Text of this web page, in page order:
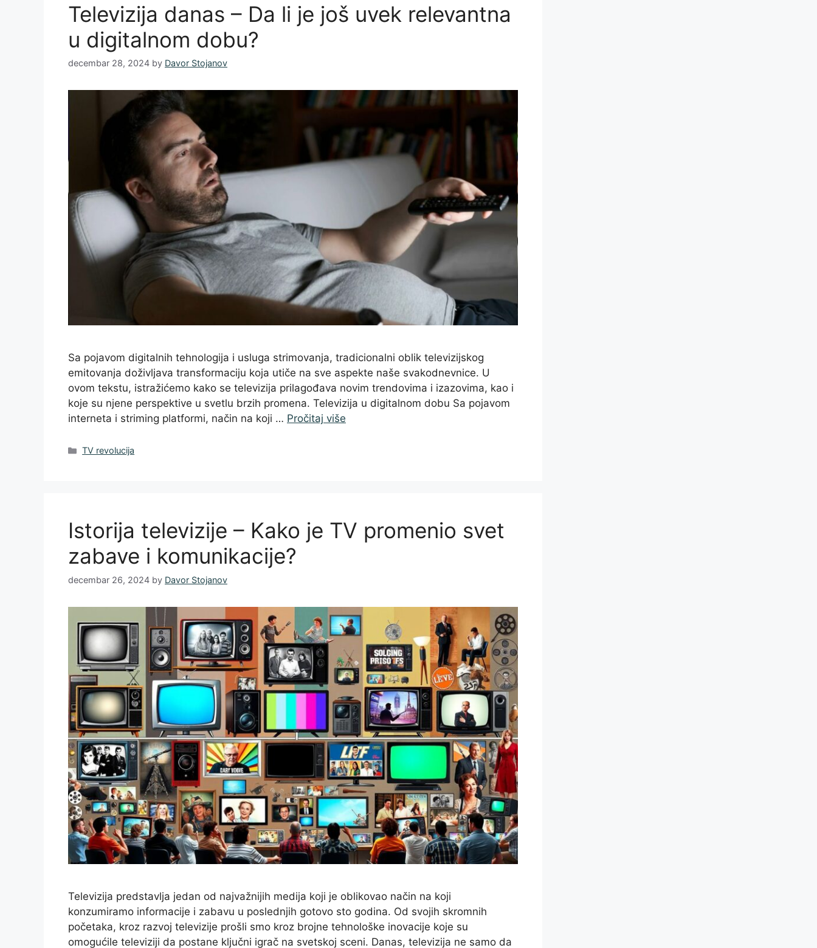
Televizija danas – Da li je još uvek relevantna
u digitalnom dobu?
decembar 28, 2024 by Davor Stojanov
Sa pojavom digitalnih tehnologija i usluga strimovanja, tradicionalni oblik televizijskog
emitovanja doživljava transformaciju koja utiče na sve aspekte naše svakodnevnice. U
ovom tekstu, istražićemo kako se televizija prilagođava novim trendovima i izazovima, kao i
koje su njene perspektive u svetlu brzih promena. Televizija u digitalnom dobu Sa pojavom
interneta i striming platformi, način na koji … Pročitaj više
Categories
TV revolucija
Istorija televizije – Kako je TV promenio svet
zabave i komunikacije?
decembar 26, 2024 by Davor Stojanov
Televizija predstavlja jedan od najvažnijih medija koji je oblikovao način na koji
konzumiramo informacije i zabavu u poslednjih gotovo sto godina. Od svojih skromnih
početaka, kroz razvoj televizije prošli smo kroz brojne tehnološke inovacije koje su
omogućile televiziji da postane ključni igrač na svetskoj sceni. Danas, televizija ne samo da